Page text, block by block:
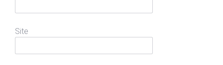
Site